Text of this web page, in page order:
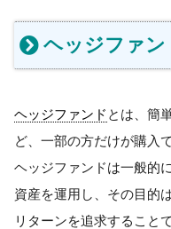
ヘッジファン
ヘッジファンド とは、簡
ど、一部の方だけが購入
ヘッジファンドは一般的
資産を運用し、その目的
リターンを追求することで